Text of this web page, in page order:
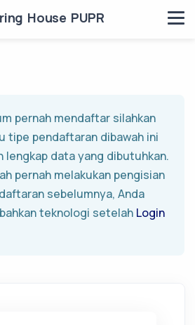
House PUPR
pernah mendaftar silahkan
tipe pendaftaran dibawah ini
lengkap data yang dibutuhkan.
pernah melakukan pengisian
sebelumnya, Anda
teknologi setelah Login